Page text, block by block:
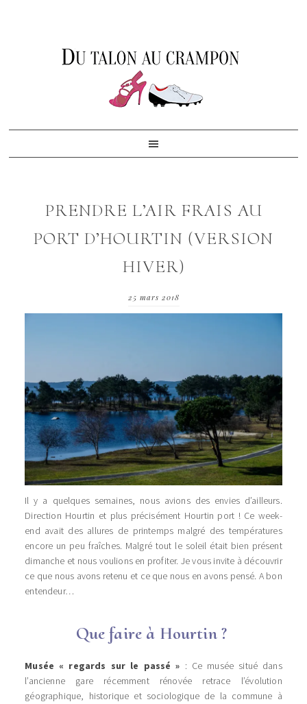
PRENDRE L’AIR FRAIS AU
PORT D’HOURTIN (VERSION
HIVER)
25 mars 2018
Il y a quelques semaines, nous avions des envies d’ailleurs.
Direction Hourtin et plus précisément Hourtin port ! Ce week-
end avait des allures de printemps malgré des températures
encore un peu fraîches. Malgré tout le soleil était bien présent
dimanche et nous voulions en profiter. Je vous invite à découvrir
ce que nous avons retenu et ce que nous en avons pensé. A bon
entendeur…
Que faire à Hourtin ?
Musée « regards sur le passé » : Ce musée situé dans
l’ancienne gare récemment rénovée retrace l’évolution
géographique, historique et sociologique de la commune à